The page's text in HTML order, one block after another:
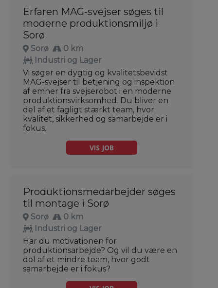
Erfaren MAG-svejser søges til
moderne produktionsmiljø i
Sorø
Sorø
0 km
Industri og Lager
Vi søger en dygtig og kvalitetsbevidst
MAG-svejser til betjening og inspektion
af emner fra svejserobot i en moderne
produktionsvirksomhed. Du bliver en
del af et fagligt stærkt team, hvor
kvalitet, sikkerhed og samarbejde er i
fokus.
VIS JOB
Produktionsmedarbejder søges
til montage i Sorø
Sorø
0 km
Industri og Lager
Har du motivationen for
produktionsarbejde? Og vil du være en
del af et mindre team, hvor godt
samarbejde er i fokus?